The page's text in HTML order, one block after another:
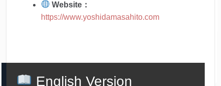
Website：
https://www.yoshidamasahito.com
English Version